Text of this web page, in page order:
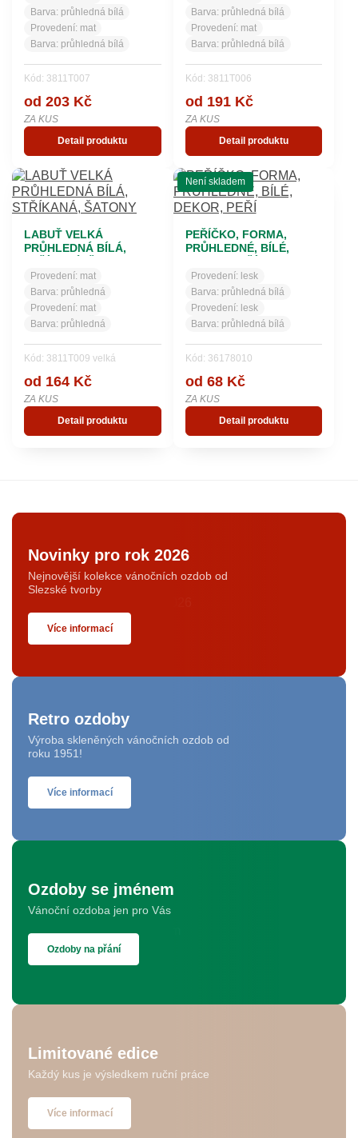
Barva: průhledná bílá
Provedení: mat
Barva: průhledná bílá
Kód: 3811T007
od 203 Kč
ZA KUS
Detail produktu
Barva: průhledná bílá
Provedení: mat
Barva: průhledná bílá
Kód: 3811T006
od 191 Kč
ZA KUS
Detail produktu
LABUŤ VELKÁ
PRŮHLEDNÁ BÍLÁ,
Provedení: mat
Barva: průhledná
Provedení: mat
Barva: průhledná
Kód: 3811T009 velká
od 164 Kč
ZA KUS
Detail produktu
Není skladem
PEŘÍČKO, FORMA,
PRŮHLEDNÉ, BÍLÉ,
Provedení: lesk
Barva: průhledná bílá
Provedení: lesk
Barva: průhledná bílá
Kód: 36178010
od 68 Kč
ZA KUS
Detail produktu
Novinky pro rok 2026
Nejnovější kolekce vánočních ozdob od
Slezské tvorby
Více informací
Retro ozdoby
Výroba skleněných vánočních ozdob od
roku 1951!
Více informací
Ozdoby se jménem
Vánoční ozdoba jen pro Vás
Ozdoby na přání
Limitované edice
Každý kus je výsledkem ruční práce
Více informací